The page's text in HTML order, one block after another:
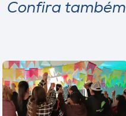
Confira também